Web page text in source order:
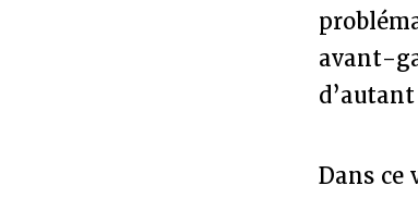
avant-
Dans ce